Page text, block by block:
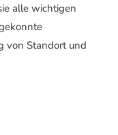
alle wichtigen
von Standort und